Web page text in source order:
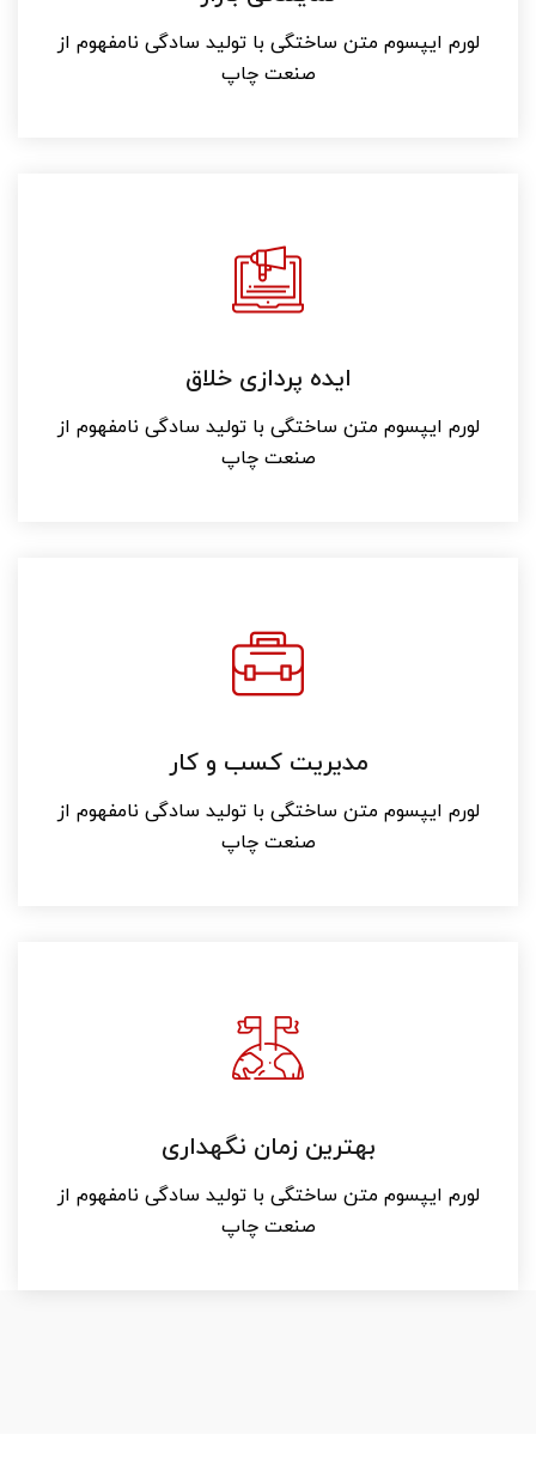
لورم ایپسوم متن ساختگی با تولید سادگی نامفهوم از
صنعت چاپ
ایده پردازی خلاق
لورم ایپسوم متن ساختگی با تولید سادگی نامفهوم از
صنعت چاپ
مدیریت کسب و کار
لورم ایپسوم متن ساختگی با تولید سادگی نامفهوم از
صنعت چاپ
بهترین زمان نگهداری
لورم ایپسوم متن ساختگی با تولید سادگی نامفهوم از
صنعت چاپ